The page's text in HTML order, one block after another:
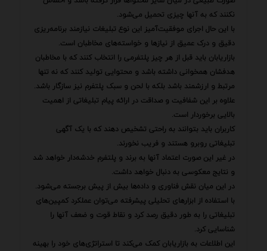
نکنند که به آنها چیزی تحمیل می‌شود.
با این حال اجرای موفقیت‌آمیز این نوع تبلیغات نیازمند برنامه‌ریزی
دقیق و درک عمیق از نیازها و خواسته‌های مخاطبان است.
بازاریابان باید قبل از هر چیز پلتفرمی را انتخاب کنند که با مخاطبان
هدفشان همخوانی داشته باشد و محتوایی تولید کنند که نه تنها
مرتبط و ارزشمند باشد بلکه با لحن و سبک پلتفرم نیز سازگار باشد.
علاوه بر این شفافیت و صداقت در ارائه پیام تبلیغاتی از اهمیت
بالایی برخوردار است.
کاربران باید بتوانند به راحتی تشخیص دهند که با یک آگهی
تبلیغاتی روبرو هستند و فریب نخورند.
در غیر این صورت اعتماد آنها به برند و پلتفرم خدشه‌دار خواهد شد
و نتایج معکوسی به دنبال خواهد داشت.
در این میان نقش فناوری و داده‌ها بیش از پیش برجسته می‌شود.
با استفاده از ابزارهای تحلیلی پیشرفته می‌توان عملکرد کمپین‌های
تبلیغاتی را به طور دقیق رصد کرد و نقاط قوت و ضعف آنها را
شناسایی کرد.
این اطلاعات به بازاریابان کمک می‌کند تا استراتژی‌های خود را بهینه